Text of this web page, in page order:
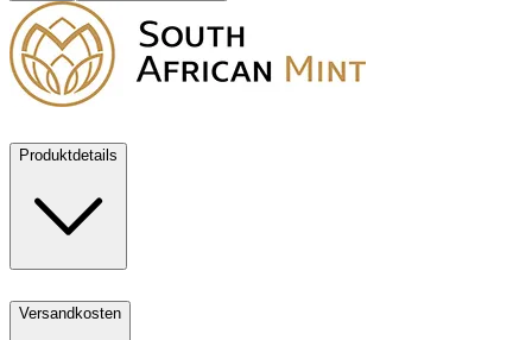
Produktdetails
Versandkosten